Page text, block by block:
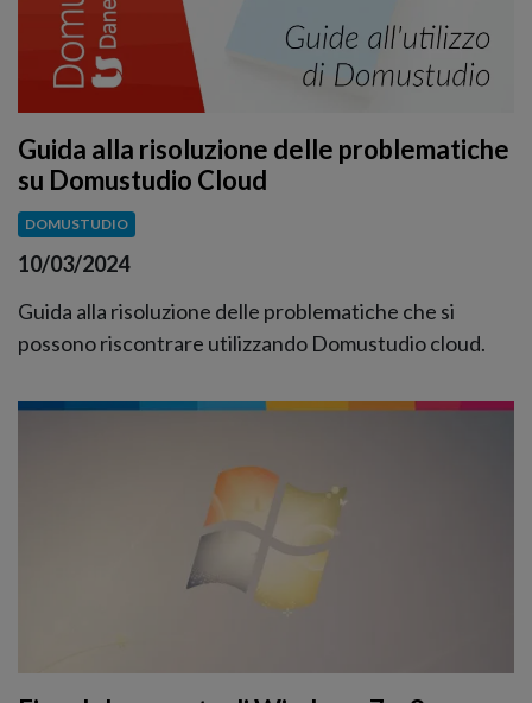
Guida alla risoluzione delle problematiche
su Domustudio Cloud
DOMUSTUDIO
10/03/2024
Guida alla risoluzione delle problematiche che si
possono riscontrare utilizzando Domustudio cloud.